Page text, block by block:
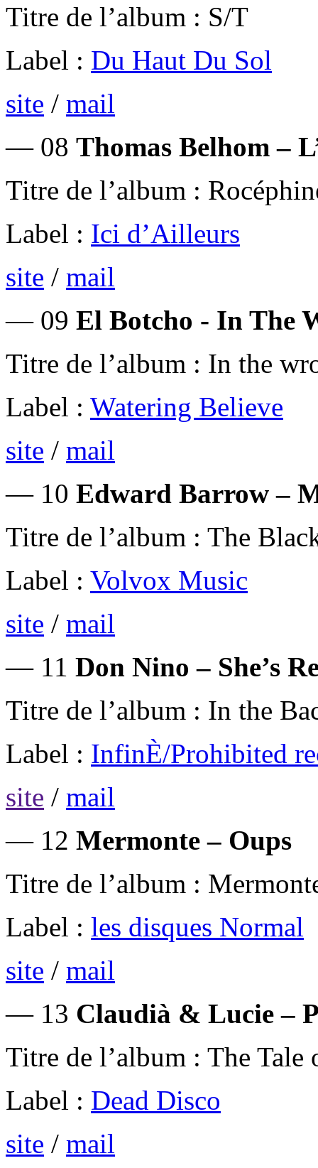
Titre de l’album : S/T
Label : Du Haut Du Sol
site / mail
— 08 Thomas Belhom –
Titre de l’album :
Label : Ici d’Ailleurs
site / mail
— 09 El Botcho - In The
Titre de l’album : In the
Label : Watering Believe
site / mail
— 10 Edward Barrow –
Titre de l’album : The
Label : Volvox Music
site / mail
— 11 Don Nino – She’s
Titre de l’album : In the
Label : InfinÈ/Prohibited
site / mail
— 12 Mermonte – Oups
Titre de l’album :
Label : les disques Normal
site / mail
— 13 Claudià & Lucie –
Titre de l’album : The
Label : Dead Disco
site / mail